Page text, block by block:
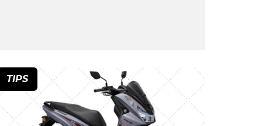
TIPS